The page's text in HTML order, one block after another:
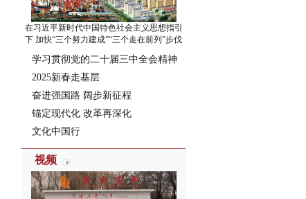
在习近平新时代中国特色社会主义思想指引
下 加快“三个努力建成”“三个走在前列”步伐
学习贯彻党的二十届三中全会精神
2025新春走基层
奋进强国路 阔步新征程
锚定现代化 改革再深化
文化中国行
视频